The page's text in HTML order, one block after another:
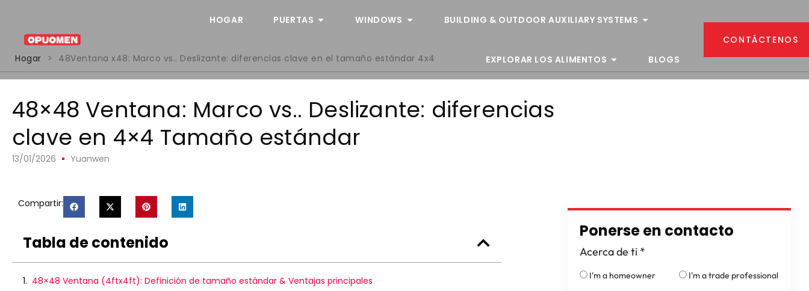
HOGAR PUERTAS WINDOWS BUILDING & OUTDOOR AUXILIARY SYSTEMS
EXPLORAR LOS ALIMENTOS BLOGS
CONTÁCTENOS
Hogar
> 48Ventana x48: Marco vs.. Deslizante: diferencias clave en el tamaño estándar 4x4
48×48 Ventana: Marco vs.. Deslizante: diferencias
clave en 4×4 Tamaño estándar
13/01/2026 Yuanwen
Compartir:
Tabla de contenido
48×48 Ventana (4ftx4ft): Definición de tamaño estándar & Ventajas principales
Ponerse en contacto
Acerca de ti *
I'm a homeowner I'm a trade professional